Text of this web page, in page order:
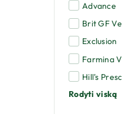
Advance
Brit GF
Exclusion
Farmina
Hill's
Rodyti viską